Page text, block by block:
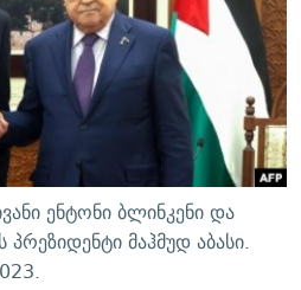
COVID-19
ᲘᲡᲢᲝᲠᲘᲐ
ᲐᲛᲝᲣᲗᲥᲛᲔᲚᲘ ᲐᲛᲑᲐᲕᲘ
ენტონი ბლინკენი და
მაჰმუდ აბასი.